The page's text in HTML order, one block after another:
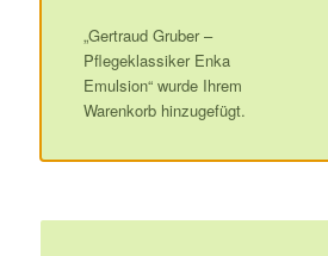
„Gertraud Gruber –
Pflegeklassiker Enka
Emulsion“ wurde Ihrem
Warenkorb hinzugefügt.